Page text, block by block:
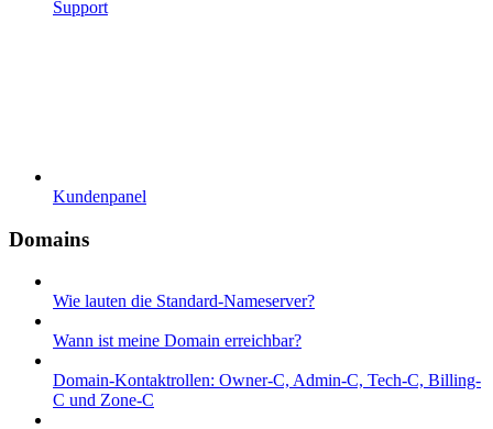
Support
Kundenpanel
Domains
Wie lauten die Standard-Nameserver?
Wann ist meine Domain erreichbar?
Domain-Kontaktrollen: Owner-C, Admin-C, Tech-C, Billing-
C und Zone-C